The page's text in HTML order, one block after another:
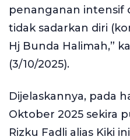
penanganan intensif
tidak sadarkan diri
Hj Bunda Halimah,”
(3/10/2025).
Dijelaskannya, pada
Oktober 2025 sekira
Rizku Fadli alias Kiki